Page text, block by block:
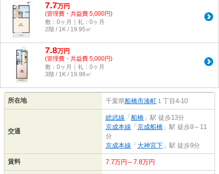
7.7万円
(管理費・共益費 5,000円)
敷：0ヶ月｜礼：0ヶ月
2階 / 1K / 19.95㎡
7.8万円
(管理費・共益費 5,000円)
敷：0ヶ月｜礼：0ヶ月
3階 / 1K / 19.98㎡
所在地 千葉県船橋市湊町 １丁目4-10
交通
総武線 「 船橋 」駅 徒歩13分
京成本線 「 京成船橋 」駅 徒歩9～11
分
京成本線 「 大神宮下 」駅 徒歩9分
賃料 7.7万円～7.8万円